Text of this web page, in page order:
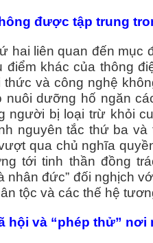
được tập trung
hai liên quan đến mục
điểm khác của thông
thức và công nghệ
nuôi dưỡng hố ngăn
người bị loại trừ khỏi
nguyên tắc thứ ba
qua chủ nghĩa
tới tinh thần đồng
nhân đức” đối nghịch
tộc và các thế hệ
hội và “phép thử”